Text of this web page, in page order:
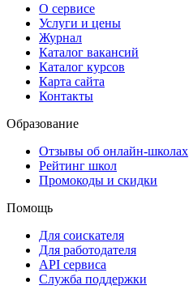
О сервисе
Услуги и цены
Журнал
Каталог вакансий
Каталог курсов
Карта сайта
Контакты
Образование
Отзывы об онлайн-школах
Рейтинг школ
Промокоды и скидки
Помощь
Для соискателя
Для работодателя
API сервиса
Служба поддержки